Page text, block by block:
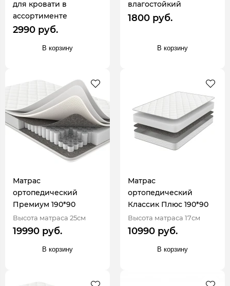
для кровати в
ассортименте
2990 руб.
В корзину
влагостойкий
1800 руб.
В корзину
Матрас
ортопедический
Премиум 190*90
Высота матраса 25см
19990 руб.
В корзину
Матрас
ортопедический
Классик Плюс 190*90
Высота матраса 17см
10990 руб.
В корзину